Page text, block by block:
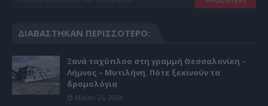
ΔΙΑΒΆΣΤΗΚΑΝ ΠΕΡΙΣΣΌΤΕΡΟ:
Ξανά ταχύπλοο στη γραμμή Θεσσαλονίκη –
Λήμνος – Μυτιλήνη. Πότε ξεκινούν τα
δρομολόγια
Μαΐου 26, 2024